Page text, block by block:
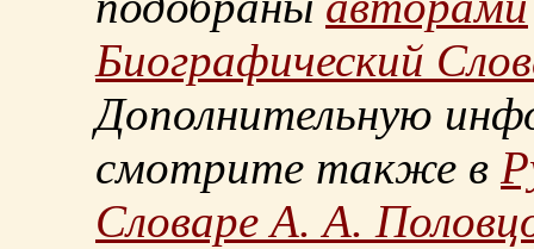
Биографический
Дополнительную
смотрите также в
Словаре А. А.